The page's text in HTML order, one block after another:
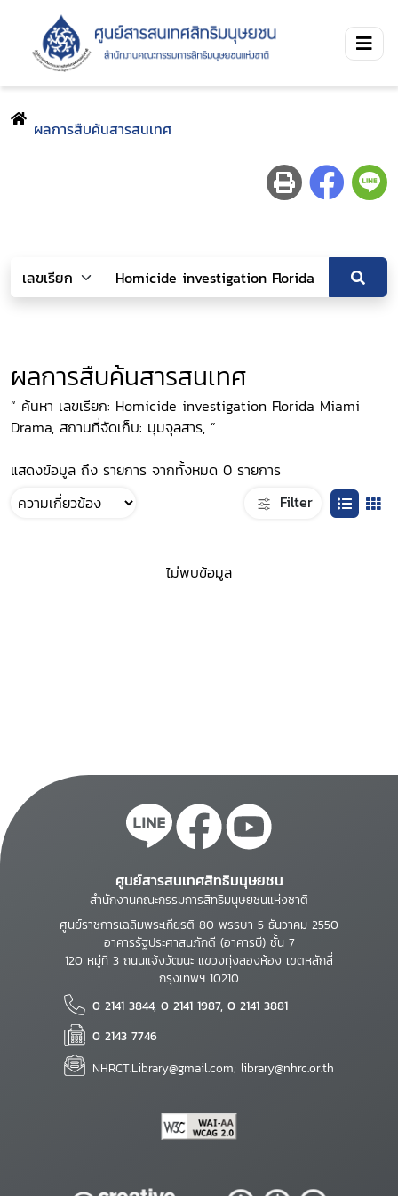
ผลการสืบค้นสารสนเทศ
ผลการสืบค้นสารสนเทศ
“ ค้นหา เลขเรียก: Homicide investigation Florida Miami
Drama, สถานที่จัดเก็บ: มุมจุลสาร, ”
แสดงข้อมูล ถึง รายการ จากทั้งหมด 0 รายการ
Filter
ไม่พบข้อมูล
ศูนย์สารสนเทศสิทธิมนุษยชน
สำนักงานคณะกรรมการสิทธิมนุษยชนแห่งชาติ
ศูนย์ราชการเฉลิมพระเกียรติ 80 พรรษา 5 ธันวาคม 2550
อาคารรัฐประศาสนภักดี (อาคารบี) ชั้น 7
120 หมู่ที่ 3 ถนนแจ้งวัฒนะ แขวงทุ่งสองห้อง เขตหลักสี่
กรุงเทพฯ 10210
0 2141 3844, 0 2141 1987, 0 2141 3881
0 2143 7746
NHRCT.Library@gmail.com; library@nhrc.or.th